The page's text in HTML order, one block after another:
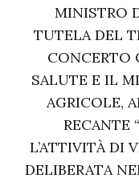
MINISTRO
TUTELA DEL
CONCERTO
SALUTE E IL
AGRICOLE,
RECANTE
L’ATTIVITÀ DI
DELIBERATA